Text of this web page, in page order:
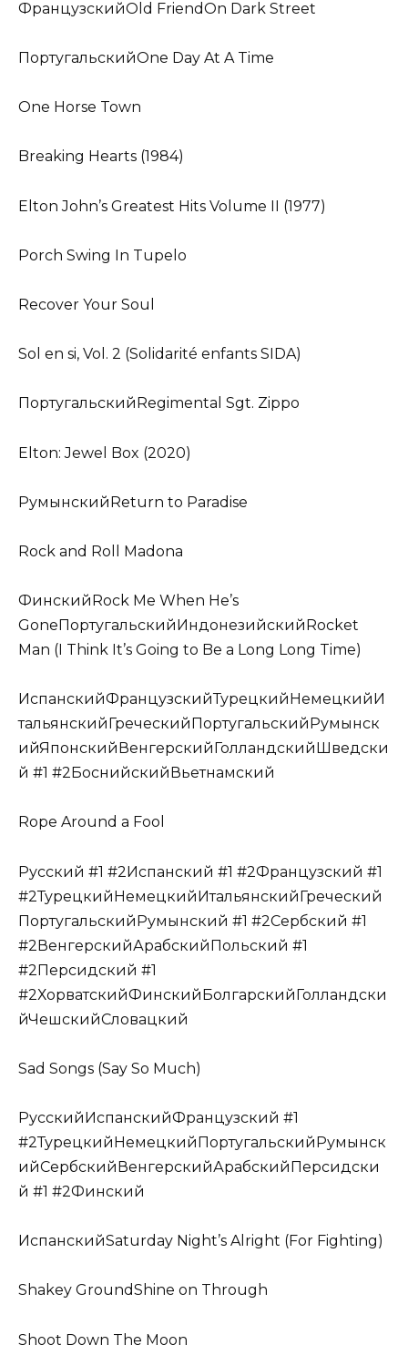
ФранцузскийOld FriendOn Dark Street
ПортугальскийOne Day At A Time
One Horse Town
Breaking Hearts (1984)
Elton John’s Greatest Hits Volume II (1977)
Porch Swing In Tupelo
Recover Your Soul
Sol en si, Vol. 2 (Solidarité enfants SIDA)
ПортугальскийRegimental Sgt. Zippo
Elton: Jewel Box (2020)
РумынскийReturn to Paradise
Rock and Roll Madona
ФинскийRock Me When He’s
GoneПортугальскийИндонезийскийRocket
Man (I Think It’s Going to Be a Long Long Time)
ИспанскийФранцузскийТурецкийНемецкийИ
тальянскийГреческийПортугальскийРумынск
ийЯпонскийВенгерскийГолландскийШведски
й #1 #2БоснийскийВьетнамский
Rope Around a Fool
Русский #1 #2Испанский #1 #2Французский #1
#2ТурецкийНемецкийИтальянскийГреческий
ПортугальскийРумынский #1 #2Сербский #1
#2ВенгерскийАрабскийПольский #1
#2Персидский #1
#2ХорватскийФинскийБолгарскийГолландски
йЧешскийСловацкий
Sad Songs (Say So Much)
РусскийИспанскийФранцузский #1
#2ТурецкийНемецкийПортугальскийРумынск
ийСербскийВенгерскийАрабскийПерсидски
й #1 #2Финский
ИспанскийSaturday Night’s Alright (For Fighting)
Shakey GroundShine on Through
Shoot Down The Moon